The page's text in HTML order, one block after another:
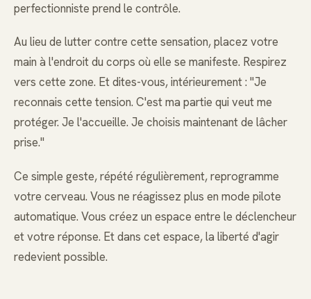
perfectionniste prend le contrôle.
Au lieu de lutter contre cette sensation, placez votre
main à l'endroit du corps où elle se manifeste. Respirez
vers cette zone. Et dites-vous, intérieurement : "Je
reconnais cette tension. C'est ma partie qui veut me
protéger. Je l'accueille. Je choisis maintenant de lâcher
prise."
Ce simple geste, répété régulièrement, reprogramme
votre cerveau. Vous ne réagissez plus en mode pilote
automatique. Vous créez un espace entre le déclencheur
et votre réponse. Et dans cet espace, la liberté d'agir
redevient possible.